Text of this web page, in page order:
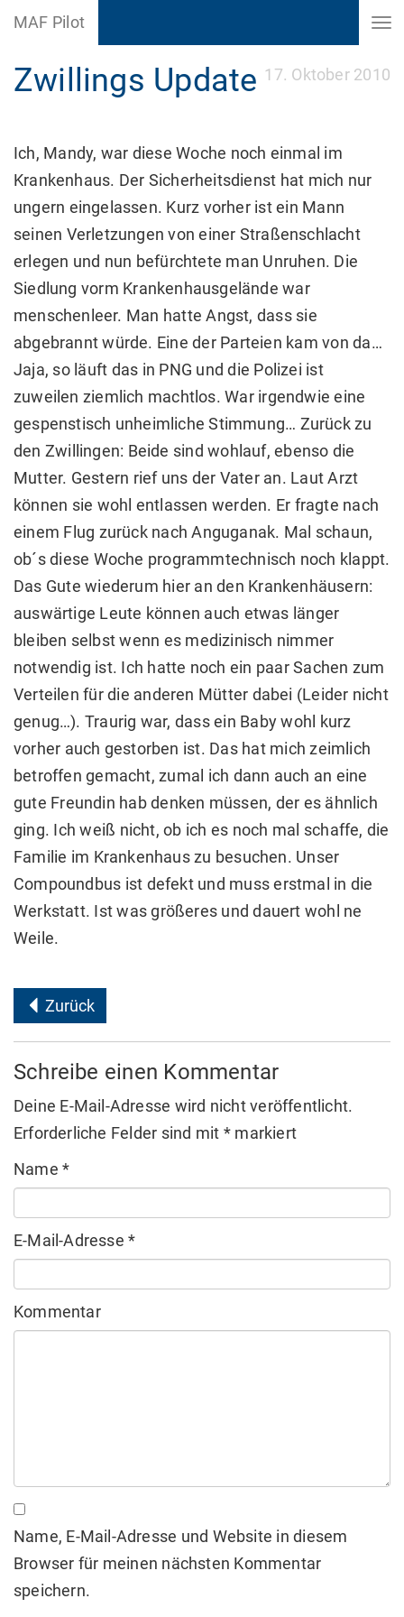
MAF Pilot
17. Oktober 2010
Zwillings Update
Ich, Mandy, war diese Woche noch einmal im
Krankenhaus. Der Sicherheitsdienst hat mich nur
ungern eingelassen. Kurz vorher ist ein Mann
seinen Verletzungen von einer Straßenschlacht
erlegen und nun befürchtete man Unruhen. Die
Siedlung vorm Krankenhausgelände war
menschenleer. Man hatte Angst, dass sie
abgebrannt würde. Eine der Parteien kam von da…
Jaja, so läuft das in PNG und die Polizei ist
zuweilen ziemlich machtlos. War irgendwie eine
gespenstisch unheimliche Stimmung… Zurück zu
den Zwillingen: Beide sind wohlauf, ebenso die
Mutter. Gestern rief uns der Vater an. Laut Arzt
können sie wohl entlassen werden. Er fragte nach
einem Flug zurück nach Anguganak. Mal schaun,
ob´s diese Woche programmtechnisch noch klappt.
Das Gute wiederum hier an den Krankenhäusern:
auswärtige Leute können auch etwas länger
bleiben selbst wenn es medizinisch nimmer
notwendig ist. Ich hatte noch ein paar Sachen zum
Verteilen für die anderen Mütter dabei (Leider nicht
genug…). Traurig war, dass ein Baby wohl kurz
vorher auch gestorben ist. Das hat mich zeimlich
betroffen gemacht, zumal ich dann auch an eine
gute Freundin hab denken müssen, der es ähnlich
ging. Ich weiß nicht, ob ich es noch mal schaffe, die
Familie im Krankenhaus zu besuchen. Unser
Compoundbus ist defekt und muss erstmal in die
Werkstatt. Ist was größeres und dauert wohl ne
Weile.
Zurück
Schreibe einen Kommentar
Deine E-Mail-Adresse wird nicht veröffentlicht.
Erforderliche Felder sind mit * markiert
Name*
E-Mail-Adresse*
Kommentar
Name, E-Mail-Adresse und Website in diesem
Browser für meinen nächsten Kommentar
speichern.